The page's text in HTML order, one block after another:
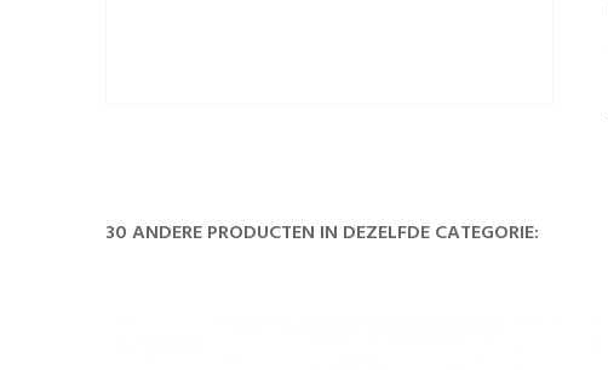
30 ANDERE PRODUCTEN IN DEZELFDE CATEGORIE: